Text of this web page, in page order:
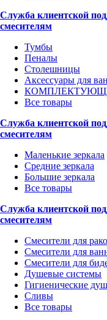
Служба клиентской
смесителям
Тумбы
Пеналы
Столешницы
Аксессуары для
Все товары
Служба клиентской
смесителям
Маленькие зеркала
Средние зеркала
Большие зеркала
Все товары
Служба клиентской
смесителям
Смесители для
Смесители для
Смесители для
Душевые системы
Гигиенические
Сливы
Все товары